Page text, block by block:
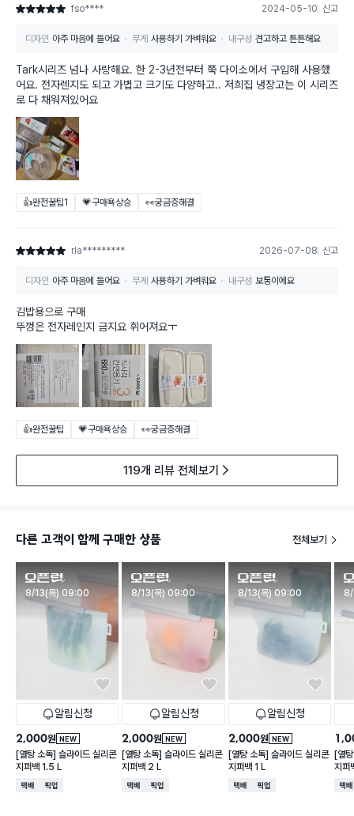
별점 5점 fso**** 2024-05-10 신고
디자인 아주 마음에 들어요 무게 사용하기 가벼워요 내구성 견고하고 튼튼해요
Tark시리즈 넘나 사랑해요. 한 2-3년전부터 쭉 다이소에서 구입해 사용했
어요. 전자렌지도 되고 가볍고 크기도 다양하고.. 저희집 냉장고는 이 시리즈
로 다 채워져있어요
👍완전꿀팁1 💗구매욕상승 👀궁금증해결
별점 5점 rla********* 2026-07-08 신고
디자인 아주 마음에 들어요 무게 사용하기 가벼워요 내구성 보통이에요
김밥용으로 구매
뚜껑은 전자레인지 금지요 휘어져요ㅜ
👍완전꿀팁 💗구매욕상승 👀궁금증해결
119개 리뷰 전체보기
다른 고객이 함께 구매한 상품 전체보기
판매시작
8/13(목) 09:00
알림신청
NEW
2,000원
[열탕 소독] 슬라이드 실리콘
지퍼백 1.5 L
택배배송매장픽업
판매시작
8/13(목) 09:00
알림신청
NEW
2,000원
[열탕 소독] 슬라이드 실리콘
지퍼백 2 L
택배배송매장픽업
판매시작
8/13(목) 09:00
알림신청
NEW
2,000원
[열탕 소독] 슬라이드 실리콘
지퍼백 1 L
택배배송매장픽업
8/
[열
지
택배